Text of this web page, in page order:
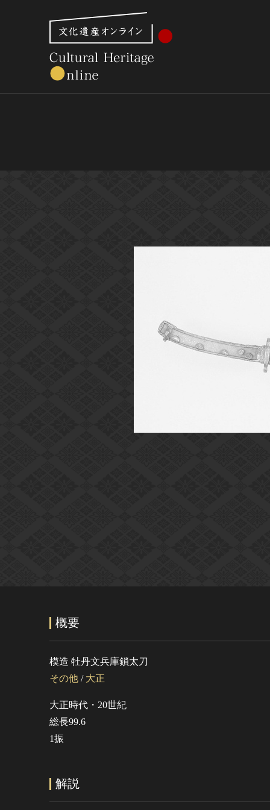
概要
模造 牡丹文兵庫鎖太刀
その他 / 大正
大正時代・20世紀
総長99.6
1振
解説